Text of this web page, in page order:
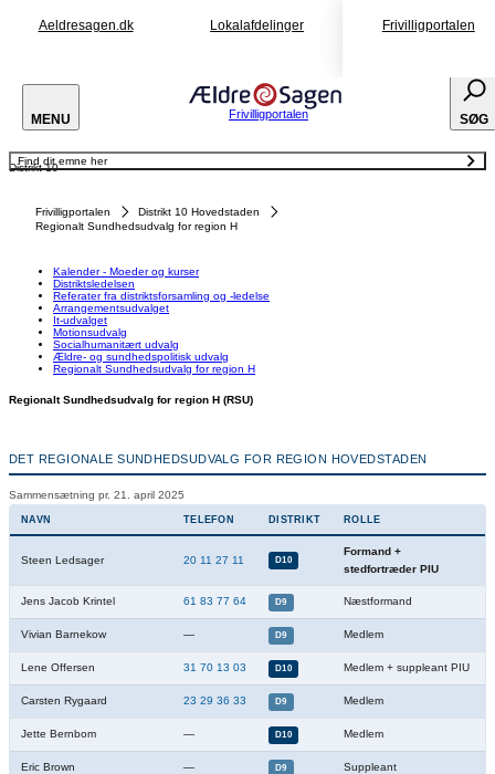
Aeldresagen.dk Lokalafdelinger Frivilligportalen
MENU Frivilligportalen SØG
Distrikt 10
Find dit emne her
Arrangementsudvalget
It-udvalget
Regionalt Sundhedsudvalg for region H
Frivilligportalen
Distrikt 10 Hovedstaden
Regionalt Sundhedsudvalg for region H
Kalender - Moeder og kurser
Distriktsledelsen
Referater fra distriktsforsamling og -ledelse
Arrangementsudvalget
It-udvalget
Motionsudvalg
Socialhumanitært udvalg
Ældre- og sundhedspolitisk udvalg
Regionalt Sundhedsudvalg for region H
Regionalt Sundhedsudvalg for region H (RSU)
DET REGIONALE SUNDHEDSUDVALG FOR REGION HOVEDSTADEN
Sammensætning pr. 21. april 2025
NAVN TELEFON DISTRIKT ROLLE
Steen Ledsager 20 11 27 11 D10
Formand +
stedfortræder PIU
Jens Jacob Krintel 61 83 77 64 D9 Næstformand
Vivian Barnekow — D9 Medlem
Lene Offersen 31 70 13 03 D10 Medlem + suppleant PIU
Carsten Rygaard 23 29 36 33 D9 Medlem
Jette Bernbom — D10 Medlem
Eric Brown — D9 Suppleant